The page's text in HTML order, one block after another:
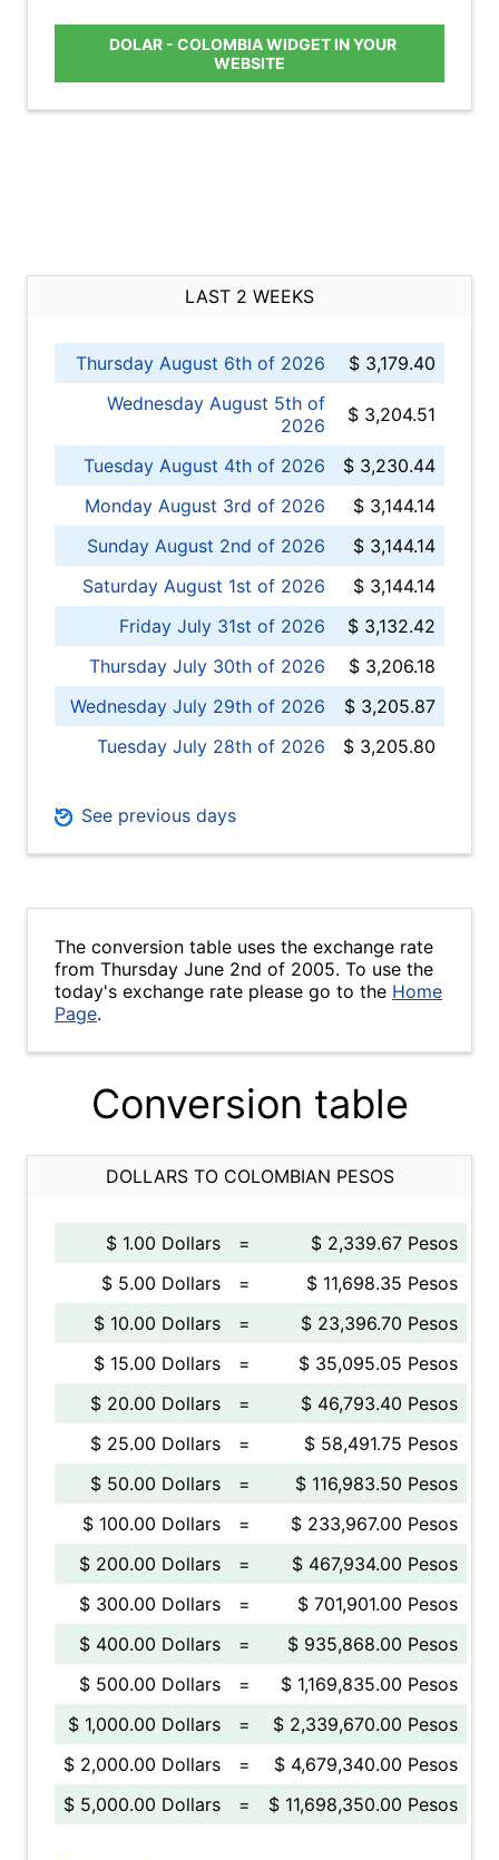
DOLAR - COLOMBIA WIDGET IN YOUR
WEBSITE
LAST 2 WEEKS
Thursday August 6th of 2026
$ 3,179.40
Wednesday August 5th of
2026
$ 3,204.51
Tuesday August 4th of 2026
$ 3,230.44
Monday August 3rd of 2026
$ 3,144.14
Sunday August 2nd of 2026
$ 3,144.14
Saturday August 1st of 2026
$ 3,144.14
Friday July 31st of 2026
$ 3,132.42
Thursday July 30th of 2026
$ 3,206.18
Wednesday July 29th of 2026
$ 3,205.87
Tuesday July 28th of 2026
$ 3,205.80
See previous days
The conversion table uses the exchange rate
from Thursday June 2nd of 2005. To use the
today's exchange rate please go to the Home
Page.
Conversion table
DOLLARS TO COLOMBIAN PESOS
$ 1.00 Dollars =
$ 2,339.67 Pesos
$ 5.00 Dollars
=
$ 11,698.35 Pesos
$ 10.00 Dollars
=
$ 23,396.70 Pesos
$ 15.00 Dollars
=
$ 35,095.05 Pesos
$ 20.00 Dollars
=
$ 46,793.40 Pesos
$ 25.00 Dollars
=
$ 58,491.75 Pesos
$ 50.00 Dollars
=
$ 116,983.50 Pesos
$ 100.00 Dollars
=
$ 233,967.00 Pesos
$ 200.00 Dollars
=
$ 467,934.00 Pesos
$ 300.00 Dollars
=
$ 701,901.00 Pesos
$ 400.00 Dollars
=
$ 935,868.00 Pesos
$ 500.00 Dollars
=
$ 1,169,835.00 Pesos
$ 1,000.00 Dollars
=
$ 2,339,670.00 Pesos
$ 2,000.00 Dollars
=
$ 4,679,340.00 Pesos
$ 5,000.00 Dollars
= $ 11,698,350.00 Pesos